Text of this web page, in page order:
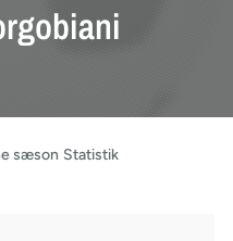
sæson Statistik